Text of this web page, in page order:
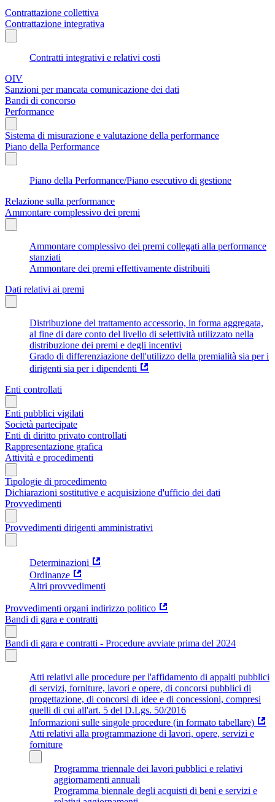
Contrattazione collettiva
Contrattazione integrativa
Contratti integrativi e relativi costi
OIV
Sanzioni per mancata comunicazione dei dati
Bandi di concorso
Performance
Sistema di misurazione e valutazione della performance
Piano della Performance
Piano della Performance/Piano esecutivo di gestione
Relazione sulla performance
Ammontare complessivo dei premi
Ammontare complessivo dei premi collegati alla performance
stanziati
Ammontare dei premi effettivamente distribuiti
Dati relativi ai premi
Distribuzione del trattamento accessorio, in forma aggregata,
al fine di dare conto del livello di selettività utilizzato nella
distribuzione dei premi e degli incentivi
Grado di differenziazione dell'utilizzo della premialità sia per i
dirigenti sia per i dipendenti
Enti controllati
Enti pubblici vigilati
Società partecipate
Enti di diritto privato controllati
Rappresentazione grafica
Attività e procedimenti
Tipologie di procedimento
Dichiarazioni sostitutive e acquisizione d'ufficio dei dati
Provvedimenti
Provvedimenti dirigenti amministrativi
Determinazioni
Ordinanze
Altri provvedimenti
Provvedimenti organi indirizzo politico
Bandi di gara e contratti
Bandi di gara e contratti - Procedure avviate prima del 2024
Atti relativi alle procedure per l'affidamento di appalti pubblici
di servizi, forniture, lavori e opere, di concorsi pubblici di
progettazione, di concorsi di idee e di concessioni, compresi
quelli di cui all'art. 5 del D.Lgs. 50/2016
Informazioni sulle singole procedure (in formato tabellare)
Atti relativi alla programmazione di lavori, opere, servizi e
forniture
Programma triennale dei lavori pubblici e relativi
aggiornamenti annuali
Programma biennale degli acquisti di beni e servizi e